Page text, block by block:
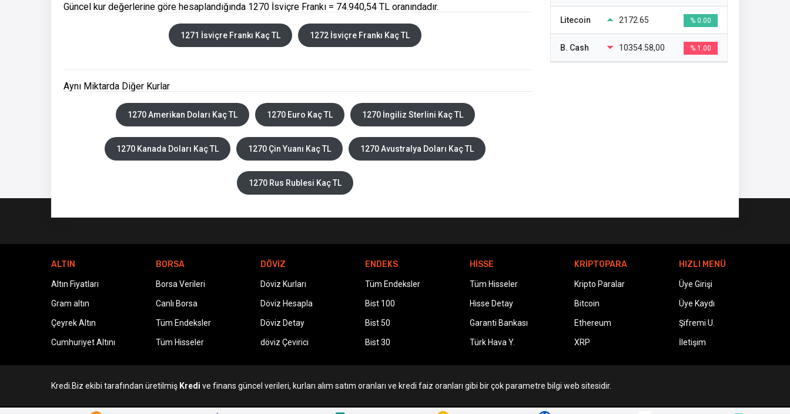
Güncel kur değerlerine göre hesaplandığında 1270 İsviçre Frankı = 74.940,54 TL oranındadır.
1271 İsviçre Frankı Kaç TL 1272 İsviçre Frankı Kaç TL
Aynı Miktarda Diğer Kurlar
1270 Amerikan Doları Kaç TL 1270 Euro Kaç TL 1270 İngiliz Sterlini Kaç TL
1270 Kanada Doları Kaç TL 1270 Çin Yuanı Kaç TL 1270 Avustralya Doları Kaç TL
1270 Rus Rublesi Kaç TL
Litecoin 2172.65 % 0.00
B. Cash 10354.58,00 % 1.00
ALTIN
Altın Fiyatları
Gram altın
Çeyrek Altın
Cumhuriyet Altını
BORSA
Borsa Verileri
Canlı Borsa
Tüm Endeksler
Tüm Hisseler
DÖVİZ
Döviz Kurları
Döviz Hesapla
Döviz Detay
döviz Çevirici
ENDEKS
Tüm Endeksler
Bist 100
Bist 50
Bist 30
HİSSE
Tüm Hisseler
Hisse Detay
Garanti Bankası
Türk Hava Y.
KRİPTOPARA
Kripto Paralar
Bitcoin
Ethereum
XRP
HIZLI MENÜ
Üye Girişi
Üye Kaydı
Şifremi U.
İletişim
Kredi.Biz ekibi tarafından üretilmiş Kredi ve finans güncel verileri, kurları alım satım oranları ve kredi faiz oranları gibi bir çok parametre bilgi web sitesidir.